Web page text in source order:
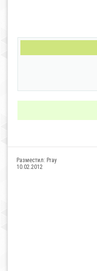
Разместил: Pray
10.02.2012